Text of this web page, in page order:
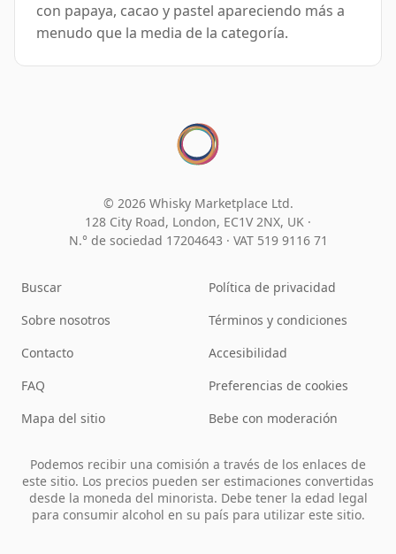
con papaya, cacao y pastel apareciendo más a
menudo que la media de la categoría.
© 2026 Whisky Marketplace Ltd.
128 City Road, London, EC1V 2NX, UK ·
N.° de sociedad 17204643 · VAT 519 9116 71
Buscar
Sobre nosotros
Contacto
FAQ
Mapa del sitio
Política de privacidad
Términos y condiciones
Accesibilidad
Preferencias de cookies
Bebe con moderación
Podemos recibir una comisión a través de los enlaces de
este sitio. Los precios pueden ser estimaciones convertidas
desde la moneda del minorista. Debe tener la edad legal
para consumir alcohol en su país para utilizar este sitio.